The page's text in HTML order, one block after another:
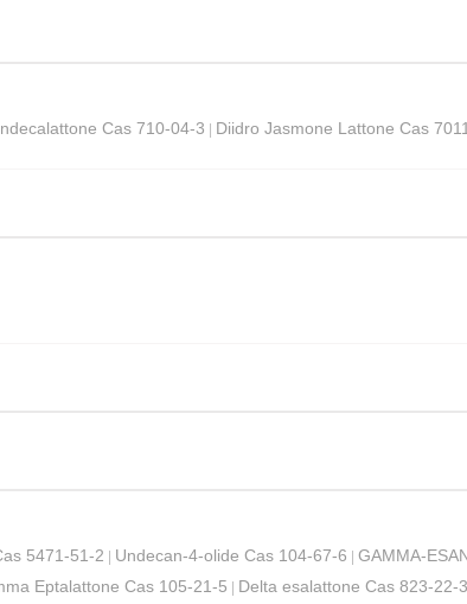
Cas 710-04-3 | Diidro Jasmone Lattone Cas
5471-51-2 | Undecan-4-olide Cas 104-67-6 | GAMMA-
Eptalattone Cas 105-21-5 | Delta esalattone Cas 823-22-3